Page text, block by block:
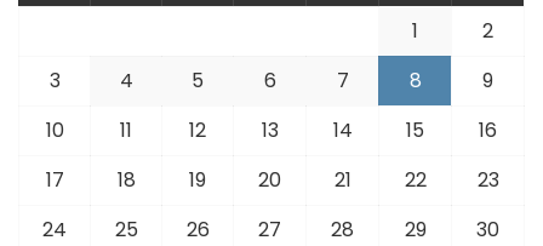
1
2
3
4 5 6 7 8
9
10
11 12 13 14 15
16
17
18 19 20 21 22
23
24
25 26 27 28 29
30